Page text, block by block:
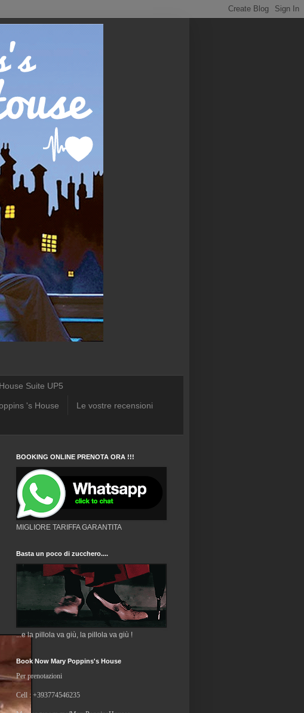
Suite UP5
's House Le vostre recensioni
BOOKING ONLINE PRENOTA ORA !!!
MIGLIORE TARIFFA GARANTITA
Basta un poco di zucchero....
...e la pillola va giù, la pillola va giù !
Book Now Mary Poppins's House
Per prenotazioni
Cell : +393774546235